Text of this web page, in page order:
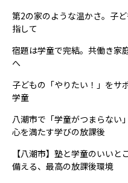
第2の家のような温かさ。子
指して
宿題は学童で完結。共働き家
へ
子どもの「やりたい！」をサ
学童
八潮市で「学童がつまらない
心を満たす学びの放課後
【八潮市】塾と学童のいい
備える、最高の放課後環境